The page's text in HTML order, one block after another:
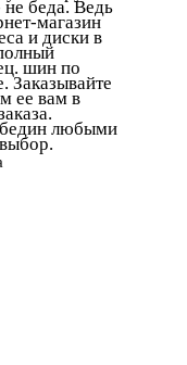
беда. Ведь
магазин
и диски в
шин по
ее вам в
любыми